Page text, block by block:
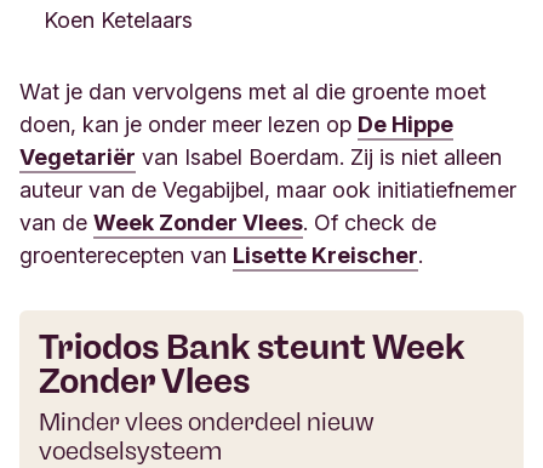
Koen Ketelaars
Wat je dan vervolgens met al die groente moet
doen, kan je onder meer lezen op De Hippe
Vegetariër van Isabel Boerdam. Zij is niet alleen
auteur van de Vegabijbel, maar ook initiatiefnemer
van de Week Zonder Vlees. Of check de
groenterecepten van Lisette Kreischer.
Triodos Bank steunt Week
Zonder Vlees
Minder vlees onderdeel nieuw
voedselsysteem